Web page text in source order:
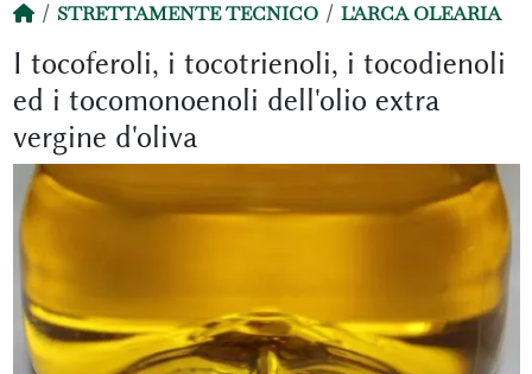
STRETTAMENTE TECNICO L'ARCA OLEARIA
I tocoferoli, i tocotrienoli, i tocodienoli
ed i tocomonoenoli dell'olio extra
vergine d'oliva